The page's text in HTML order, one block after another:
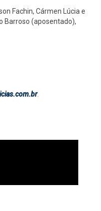
Fachin, Cármen Lúcia e
Barroso (aposentado),
.